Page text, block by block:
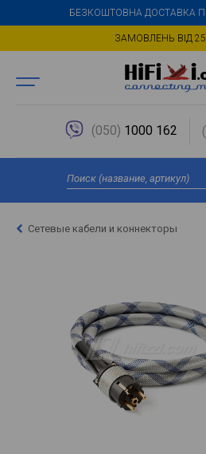
БЕЗКОШТОВНА ДОСТАВКА
ЗАМОВЛЕНЬ ВІД
(050) 1000 162
Сетевые кабели и коннекторы